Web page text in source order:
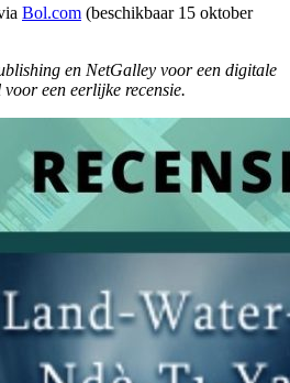
Bol.com (beschikbaar 15 oktober
en NetGalley voor een digitale
een eerlijke recensie.